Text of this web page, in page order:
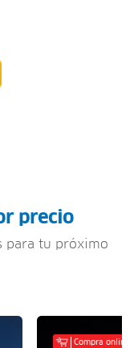
precio
para tu próximo
Compra online